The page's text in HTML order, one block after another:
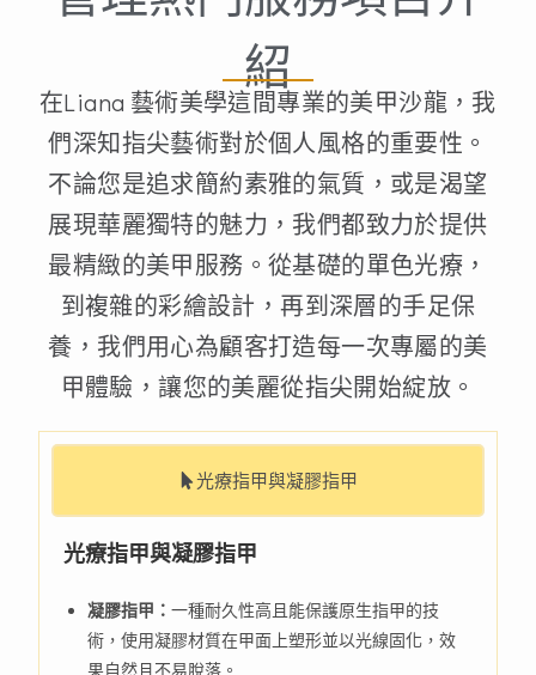
紹
在Liana 藝術美學這間專業的美甲沙龍，我
們深知指尖藝術對於個人風格的重要性。
不論您是追求簡約素雅的氣質，或是渴望
展現華麗獨特的魅力，我們都致力於提供
最精緻的美甲服務。從基礎的單色光療，
到複雜的彩繪設計，再到深層的手足保
養，我們用心為顧客打造每一次專屬的美
甲體驗，讓您的美麗從指尖開始綻放。
光療指甲與凝膠指甲
光療指甲與凝膠指甲
凝膠指甲：一種耐久性高且能保護原生指甲的技
術，使用凝膠材質在甲面上塑形並以光線固化，效
果自然且不易脫落。